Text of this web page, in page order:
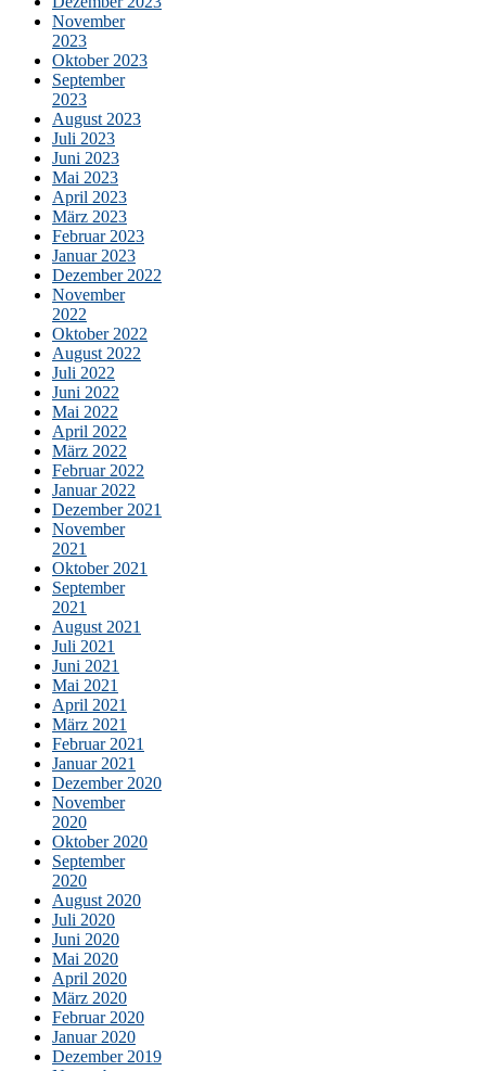
November
2023
Oktober 2023
September
2023
August 2023
Juli 2023
Juni 2023
Mai 2023
April 2023
März 2023
Februar 2023
Januar 2023
Dezember 2022
November
2022
Oktober 2022
August 2022
Juli 2022
Juni 2022
Mai 2022
April 2022
März 2022
Februar 2022
Januar 2022
Dezember 2021
November
2021
Oktober 2021
September
2021
August 2021
Juli 2021
Juni 2021
Mai 2021
April 2021
März 2021
Februar 2021
Januar 2021
Dezember 2020
November
2020
Oktober 2020
September
2020
August 2020
Juli 2020
Juni 2020
Mai 2020
April 2020
März 2020
Februar 2020
Januar 2020
Dezember 2019